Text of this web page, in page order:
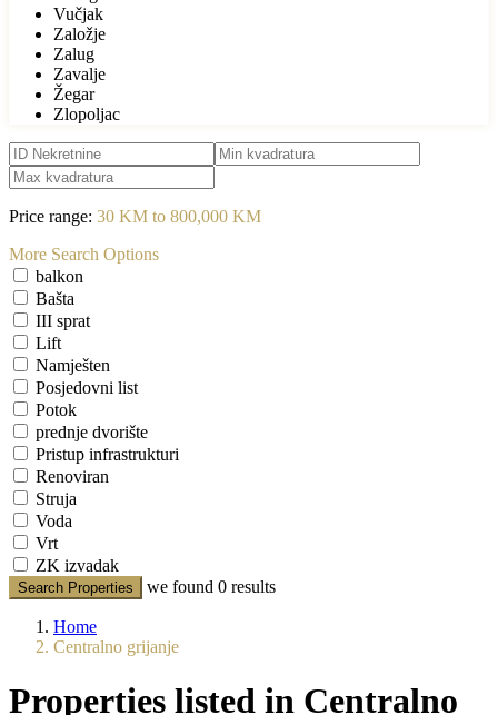
Vučjak
Založje
Zalug
Zavalje
Žegar
Zlopoljac
Price range: 30 KM to 800,000 KM
More Search Options
balkon
Bašta
III sprat
Lift
Namješten
Posjedovni list
Potok
prednje dvorište
Pristup infrastrukturi
Renoviran
Struja
Voda
Vrt
ZK izvadak
Search Properties we found 0 results
Home
Centralno grijanje
Properties listed in Centralno